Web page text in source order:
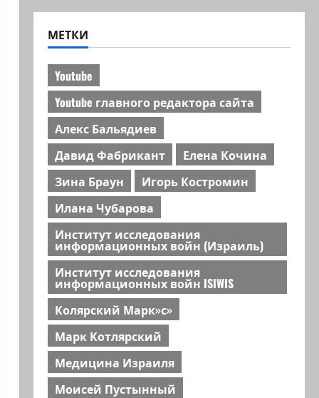
МЕТКИ
Youtube
Youtube главного редактора сайта
Алекс Бальядиев
Давид Фабрикант
Елена Кочина
Зина Браун
Игорь Костромин
Илана Чубарова
Институт исследования
информационных войн (Израиль)
Институт исследования
информационных войн ISIWIS
Колярский Марк»с»
Марк Котлярский
Медицина Израиля
Моисей Пустынный